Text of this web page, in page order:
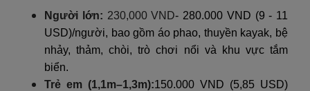
Người lớn: 230,000 VND- 280.000 VND (9 - 11
USD)/người, bao gồm áo phao, thuyền kayak, bệ
nhảy, thảm, chòi, trò chơi nổi và khu vực tắm
biển.
Trẻ em (1,1m–1,3m):150.000 VND (5,85 USD)